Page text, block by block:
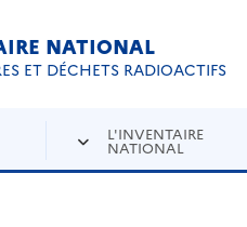
NATIONAL
ET DÉCHETS RADIOACTIFS
L'INVENTAIRE
NATIONAL